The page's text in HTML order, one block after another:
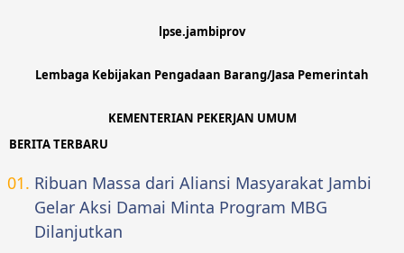
lpse.jambiprov
Lembaga Kebijakan Pengadaan Barang/Jasa Pemerintah
KEMENTERIAN PEKERJAN UMUM
BERITA TERBARU
Ribuan Massa dari Aliansi Masyarakat Jambi
Gelar Aksi Damai Minta Program MBG
Dilanjutkan